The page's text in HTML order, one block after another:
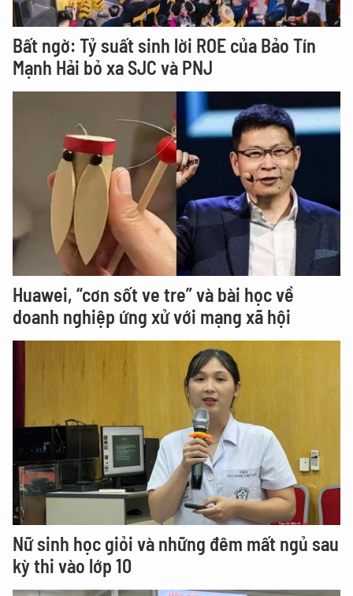
Bất ngờ: Tỷ suất sinh lời ROE của Bảo Tín
Mạnh Hải bỏ xa SJC và PNJ
Huawei, “cơn sốt ve tre” và bài học về
doanh nghiệp ứng xử với mạng xã hội
Nữ sinh học giỏi và những đêm mất ngủ sau
kỳ thi vào lớp 10